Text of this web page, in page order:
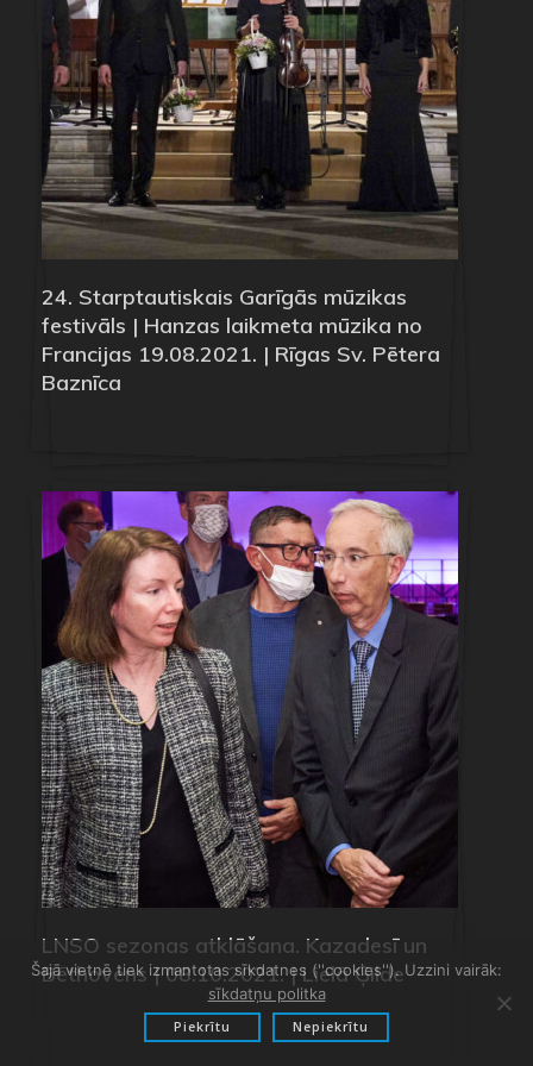
24. Starptautiskais Garīgās mūzikas
festivāls | Hanzas laikmeta mūzika no
Francijas 19.08.2021. | Rīgas Sv. Pētera
Baznīca
LNSO sezonas atklāšana. Kazadesī un
Bēthovens | 08.10.2021. | Lielā Ģilde
Šajā vietnē tiek izmantotas sīkdatnes (''cookies''). Uzzini vairāk:
sīkdatņu politka
Piekrītu Nepiekrītu